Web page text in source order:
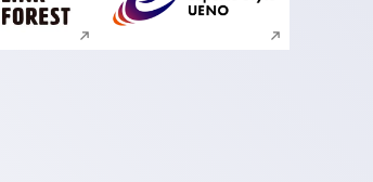
新規ウィンドウで開く 新規ウィンドウで開く